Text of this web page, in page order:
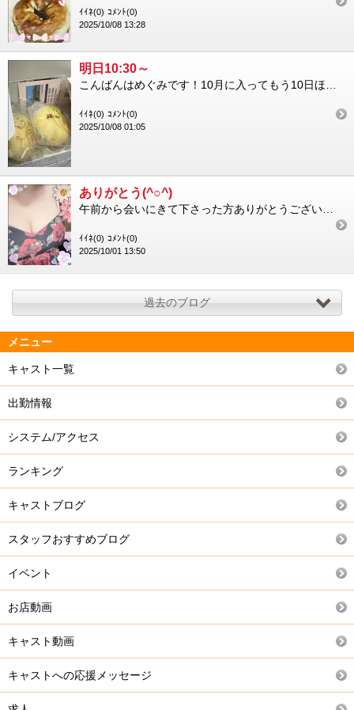
ｲｲﾈ(0) ｺﾒﾝﾄ(0)
2025/10/08 13:28
明日10:30～
ｲｲﾈ(0) ｺﾒﾝﾄ(0)
2025/10/08 01:05
ありがとう(^○^)
ｲｲﾈ(0) ｺﾒﾝﾄ(0)
2025/10/01 13:50
過去のブログ
メニュー
キャスト一覧
出勤情報
システム/アクセス
ランキング
キャストブログ
スタッフおすすめブログ
イベント
お店動画
キャスト動画
キャストへの応援メッセージ